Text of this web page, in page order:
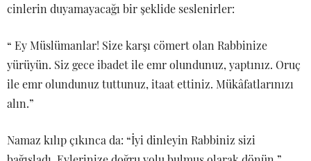
cinlerin duyamayacağı bir şeklide seslenirler:
“ Ey Müslümanlar! Size karşı cömert olan Rabbinize
yürüyün. Siz gece ibadet ile emr olundunuz, yaptınız. Oruç
ile emr olundunuz tuttunuz, itaat ettiniz. Mükâfatlarınızı
alın.”
Namaz kılıp çıkınca da: “İyi dinleyin Rabbiniz sizi